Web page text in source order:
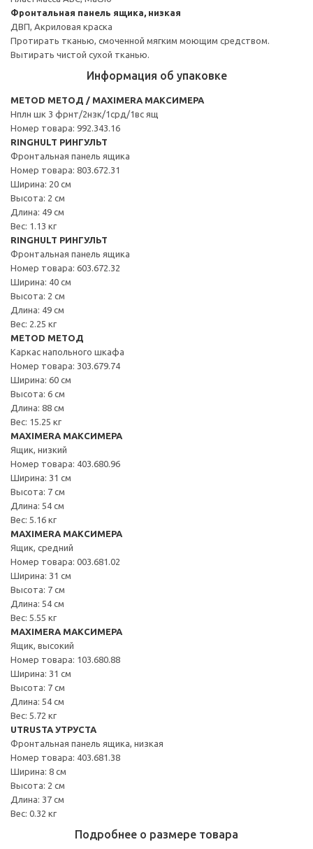
Фронтальная панель ящика, низкая
ДВП, Акриловая краска
Протирать тканью, смоченной мягким моющим средством.
Вытирать чистой сухой тканью.
Информация об упаковке
METOD МЕТОД / MAXIMERA МАКСИМЕРА
Нплн шк 3 фрнт/2нзк/1срд/1вс ящ
Номер товара: 992.343.16
RINGHULT РИНГУЛЬТ
Фронтальная панель ящика
Номер товара: 803.672.31
Ширина: 20 см
Высота: 2 см
Длина: 49 см
Вес: 1.13 кг
RINGHULT РИНГУЛЬТ
Фронтальная панель ящика
Номер товара: 603.672.32
Ширина: 40 см
Высота: 2 см
Длина: 49 см
Вес: 2.25 кг
METOD МЕТОД
Каркас напольного шкафа
Номер товара: 303.679.74
Ширина: 60 см
Высота: 6 см
Длина: 88 см
Вес: 15.25 кг
MAXIMERA МАКСИМЕРА
Ящик, низкий
Номер товара: 403.680.96
Ширина: 31 см
Высота: 7 см
Длина: 54 см
Вес: 5.16 кг
MAXIMERA МАКСИМЕРА
Ящик, средний
Номер товара: 003.681.02
Ширина: 31 см
Высота: 7 см
Длина: 54 см
Вес: 5.55 кг
MAXIMERA МАКСИМЕРА
Ящик, высокий
Номер товара: 103.680.88
Ширина: 31 см
Высота: 7 см
Длина: 54 см
Вес: 5.72 кг
UTRUSTA УТРУСТА
Фронтальная панель ящика, низкая
Номер товара: 403.681.38
Ширина: 8 см
Высота: 2 см
Длина: 37 см
Вес: 0.32 кг
Подробнее о размере товара